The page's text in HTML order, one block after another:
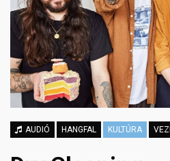
AUDIÓ HANGFAL KULTÚRA